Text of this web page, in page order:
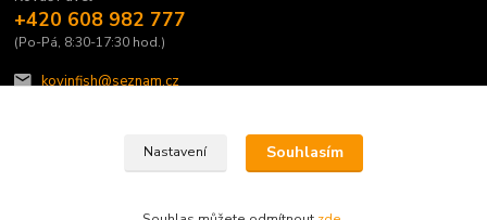
+420 608 982 777
(Po-Pá, 8:30-17:30 hod.)
kovinfish@seznam.cz
Nastavení Souhlasím